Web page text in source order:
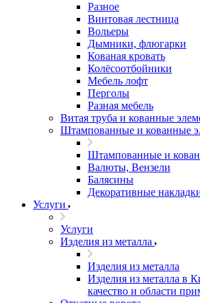
Разное
Винтовая лестница
Вольеры
Дымники, флюгарки
Кованая кровать
Колёсоотбойники
Мебель лофт
Перголы
Разная мебель
Витая труба и кованные
Штампованные и кованные
Штампованные и
Валюты, Вензели
Балясины
Декоративные
Услуги
Услуги
Изделия из металла
Изделия из металла
Изделия из металла в
качество и области